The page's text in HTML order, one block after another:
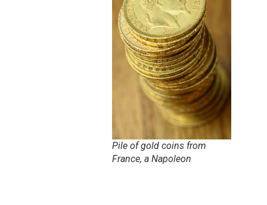
Pile of gold coins from
France, a Napoleon